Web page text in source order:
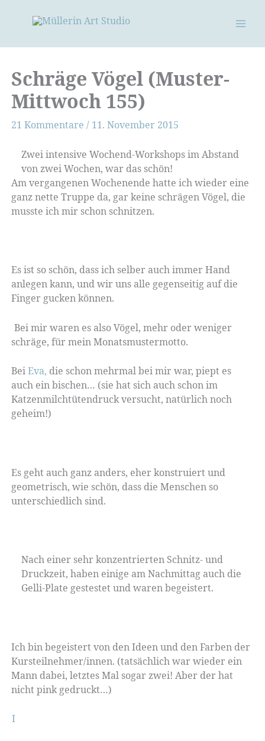
Schräge Vögel (Muster-
Mittwoch 155)
21 Kommentare / 11. November 2015
Zwei intensive Wochend-Workshops im Abstand
von zwei Wochen, war das schön!
Am vergangenen Wochenende hatte ich wieder eine
ganz nette Truppe da, gar keine schrägen Vögel, die
musste ich mir schon schnitzen.
Es ist so schön, dass ich selber auch immer Hand
anlegen kann, und wir uns alle gegenseitig auf die
Finger gucken können.
Bei mir waren es also Vögel, mehr oder weniger
schräge, für mein Monatsmustermotto.
BeiEva, die schon mehrmal bei mir war, piept es
auch ein bischen… (sie hat sich auch schon im
Katzenmilchtütendruck versucht, natürlich noch
geheim!)
Es geht auch ganz anders, eher konstruiert und
geometrisch, wie schön, dass die Menschen so
unterschiedlich sind.
Nach einer sehr konzentrierten Schnitz- und
Druckzeit, haben einige am Nachmittag auch die
Gelli-Plate gestestet und waren begeistert.
Ich bin begeistert von den Ideen und den Farben der
Kursteilnehmer/innen. (tatsächlich war wieder ein
Mann dabei, letztes Mal sogar zwei! Aber der hat
nicht pink gedruckt…)
I